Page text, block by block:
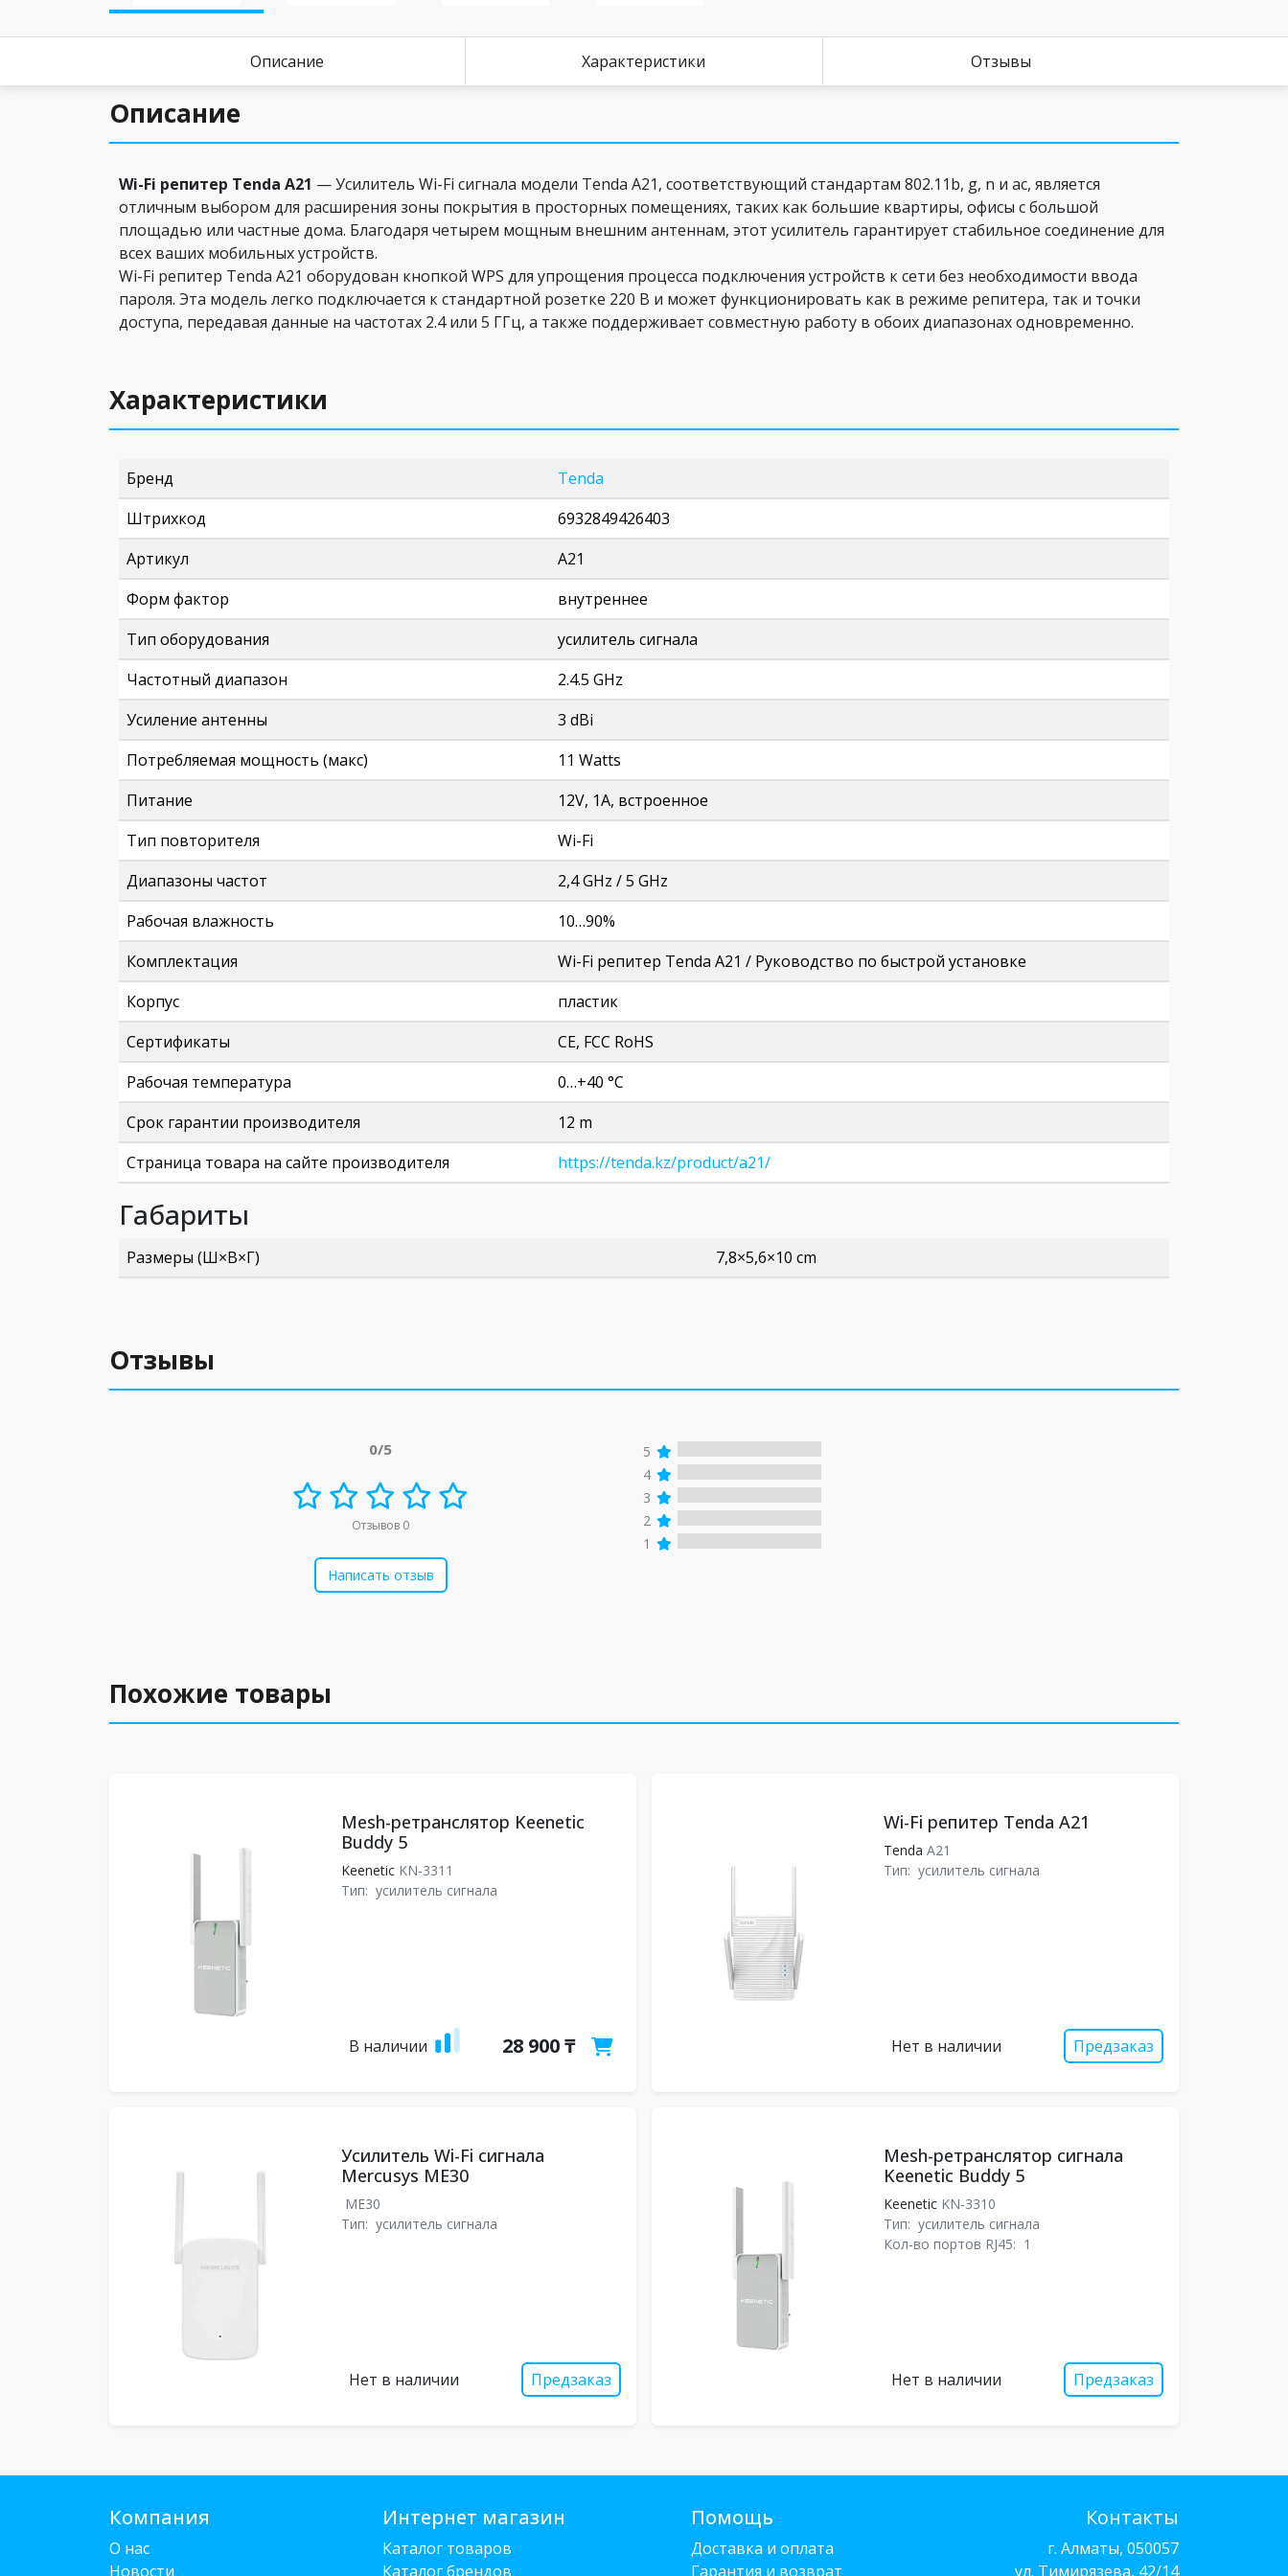
Описание Характеристики Отзывы
Описание
Wi-Fi репитер Tenda A21 — Усилитель Wi-Fi сигнала модели Tenda A21, соответствующий стандартам 802.11b, g, n и ac, является
отличным выбором для расширения зоны покрытия в просторных помещениях, таких как большие квартиры, офисы с большой
площадью или частные дома. Благодаря четырем мощным внешним антеннам, этот усилитель гарантирует стабильное соединение для
всех ваших мобильных устройств.
Wi-Fi репитер Tenda A21 оборудован кнопкой WPS для упрощения процесса подключения устройств к сети без необходимости ввода
пароля. Эта модель легко подключается к стандартной розетке 220 В и может функционировать как в режиме репитера, так и точки
доступа, передавая данные на частотах 2.4 или 5 ГГц, а также поддерживает совместную работу в обоих диапазонах одновременно.
Характеристики
Бренд
Tenda
Штрихкод
6932849426403
Артикул
A21
Форм фактор
внутреннее
Тип оборудования
усилитель сигнала
Частотный диапазон
2.4.5 GHz
Усиление антенны
3 dBi
Потребляемая мощность (макс)
11 Watts
Питание
12V, 1A, встроенное
Тип повторителя
Wi-Fi
Диапазоны частот
2,4 GHz / 5 GHz
Рабочая влажность
10…90%
Комплектация
Wi-Fi репитер Tenda A21 / Руководство по быстрой установке
Корпус
пластик
Сертификаты
CE, FCC RoHS
Рабочая температура
0…+40 °C
Срок гарантии производителя
12 m
Страница товара на сайте производителя
https://tenda.kz/product/a21/
Габариты
Размеры (Ш×В×Г) 7,8×5,6×10 cm
Отзывы
0/5
Отзывов 0
Написать отзыв
5
4
3
2
1
Похожие товары
Mesh-ретранслятор Keenetic
Buddy 5
KeeneticKN-3311
Тип: усилитель сигнала
В наличии 28 900 ₸
Wi-Fi репитер Tenda A21
Tenda A21
Тип: усилитель сигнала
Нет в наличии Предзаказ
Усилитель Wi-Fi сигнала
Mercusys ME30
ME30
Тип: усилитель сигнала
Нет в наличии Предзаказ
Mesh-ретранслятор сигнала
Keenetic Buddy 5
KeeneticKN-3310
Тип: усилитель сигнала
Кол-во портов RJ45: 1
Нет в наличии Предзаказ
Компания
О нас
Новости
Интернет магазин
Каталог товаров
Каталог брендов
Помощь
Доставка и оплата
Гарантия и возврат
Контакты
г. Алматы, 050057
ул. Тимирязева, 42/14